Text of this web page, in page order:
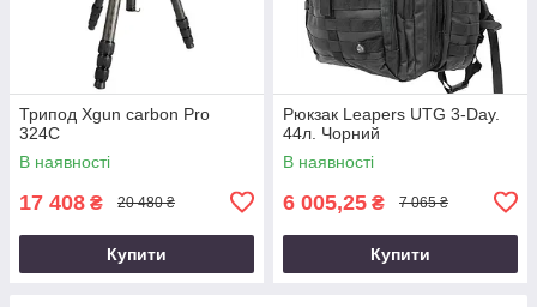
Трипод Xgun carbon Рro
324C
В наявності
17 408 ₴ 20 480 ₴
Купити
Рюкзак Leapers UTG 3-Day.
44л. Чорний
В наявності
6 005,25 ₴ 7 065 ₴
Купити